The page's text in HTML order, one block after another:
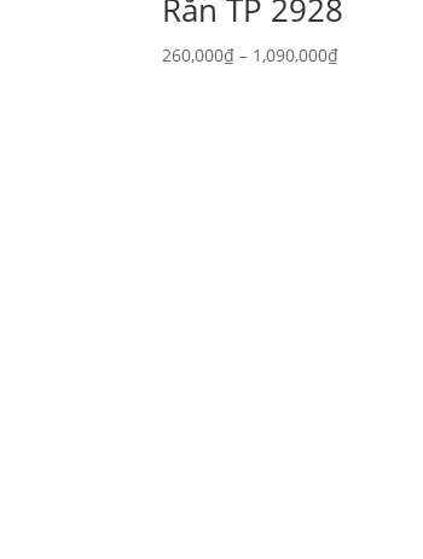
Rắn TP 2928
260,000₫ – 1,090,000₫Khoảng